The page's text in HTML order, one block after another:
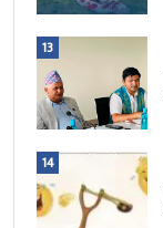
13
14